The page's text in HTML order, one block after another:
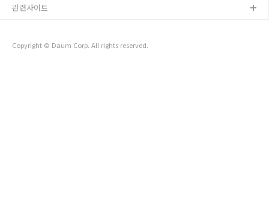
18일(월)부터 24일(일)까지 베트남 호치민에서 진행됩니다. 흐
Copyright © Daum Corp. All rights reserved.
관련사이트